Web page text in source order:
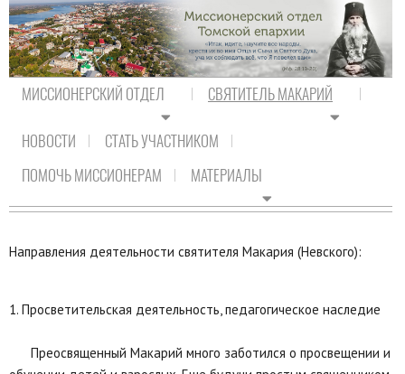
МИССИОНЕРСКИЙ ОТДЕЛ СВЯТИТЕЛЬ МАКАРИЙ
НОВОСТИ
СТАТЬ УЧАСТНИКОМ
ПОМОЧЬ МИССИОНЕРАМ
МАТЕРИАЛЫ
НАСЛЕДИЕ
Направления деятельности святителя Макария (Невского):
1. Просветительская деятельность, педагогическое наследие
Преосвященный Макарий много заботился о просвещении и